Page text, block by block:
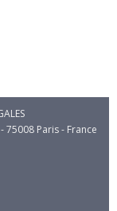
Paris - France